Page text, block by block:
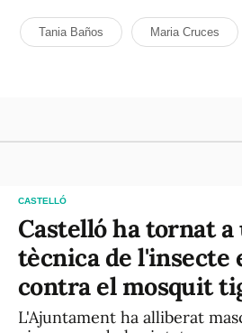
Tania Baños Maria Cruces
CASTELLÓ
Castelló ha tornat a
tècnica de l'insecte
contra el mosquit
L'Ajuntament ha alliberat